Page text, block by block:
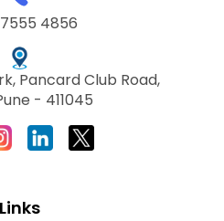
4856
Pancard Club Road,
- 411045
Links